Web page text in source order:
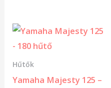
Hűtők
Yamaha Majesty 125 –